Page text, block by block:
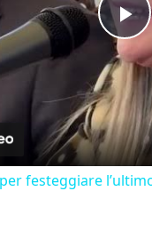
festeggiare